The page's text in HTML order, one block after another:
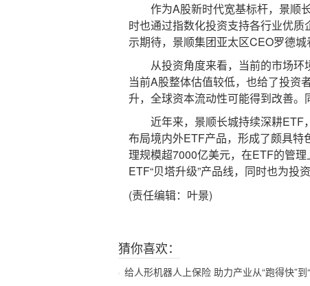
作为A股新时代宽基标杆，景顺长
时也通过指数化投资支持各行业优
示期待，景顺集团亚太区CEO罗德
从投资角度来看，当前的市场环
当前A股整体估值较低，也给了投资
升，全球资本流动性可能得到改善。
近年来，景顺长城持续深耕ETF，
布局境内外ETF产品，形成了颇具
理规模超7000亿美元，在ETF的管
ETF“贝塔升级”产品线，同时也为投
(责任编辑：叶景)
猜你喜欢：
给人形机器人上保险 助力产业从“跑得快”到